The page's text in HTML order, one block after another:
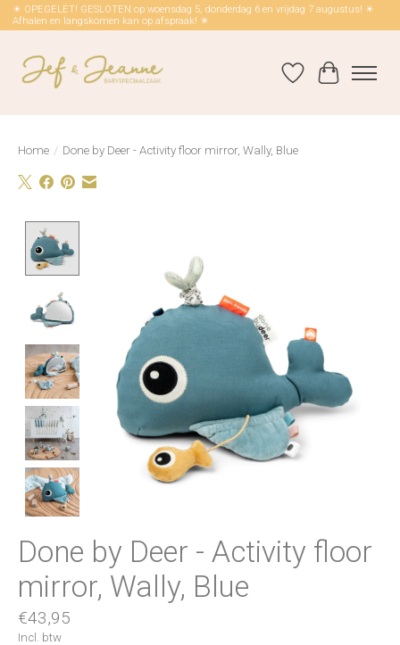
☀ OPEGELET! GESLOTEN op woensdag 5, donderdag 6 en vrijdag 7 augustus! ☀
Afhalen en langskomen kan op afspraak! ☀
Verlanglijst
Home / Done by Deer - Activity floor mirror, Wally, Blue
Done by Deer - Activity floor
mirror, Wally, Blue
€43,95
Incl. btw